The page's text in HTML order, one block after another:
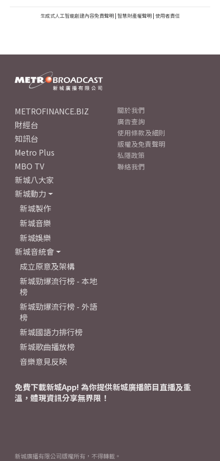
生成式人工智能創建內容免責聲明 | 智慧財產權聲明 | 使用者責任
METROFINANCE.BIZ
財經台
知訊台
Metro Plus
MBO TV
新城八大家
新城動力
新城製作
新城音樂
新城娛樂
新城音統會
成立原意及架構
新城勁爆流行榜 - 本地
榜
新城勁爆流行榜 - 外語
榜
新城國語力排行榜
新城歌曲播放榜
音樂意見反映
關於我們
廣告查詢
使用條款及細則
版權及免責聲明
私隱政策
聯絡我們
免費下載新城App! 為你提供新城廣播節目直播及重
溫，體現資訊分享無界限！
新城廣播有限公司版權所有，不得轉載。